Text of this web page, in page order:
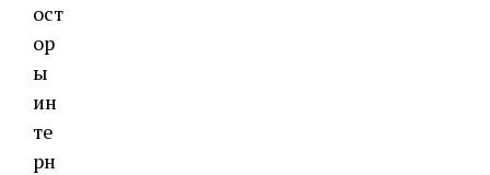
ост
ор
ы
ин
те
рн